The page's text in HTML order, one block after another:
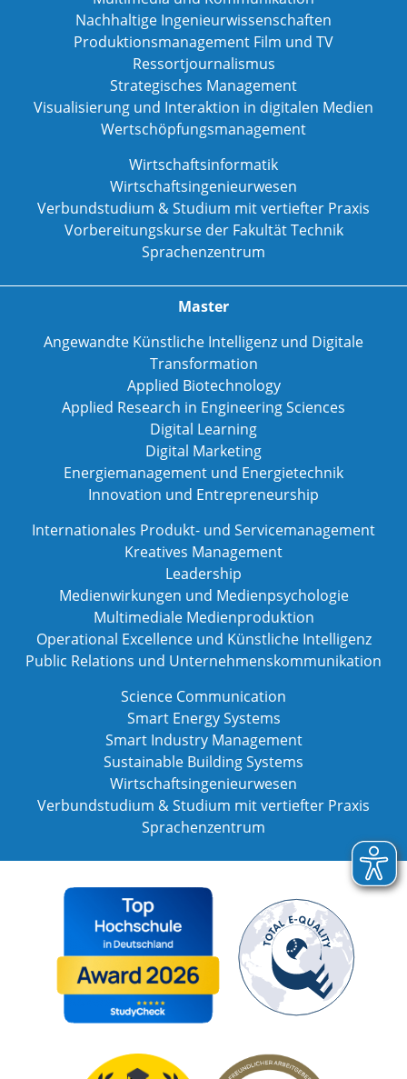
Nachhaltige Ingenieurwissenschaften
Produktionsmanagement Film und TV
Ressortjournalismus
Strategisches Management
Visualisierung und Interaktion in digitalen Medien
Wertschöpfungsmanagement
Wirtschaftsinformatik
Wirtschaftsingenieurwesen
Verbundstudium & Studium mit vertiefter Praxis
Vorbereitungskurse der Fakultät Technik
Sprachenzentrum
Master
Angewandte Künstliche Intelligenz und Digitale
Transformation
Applied Biotechnology
Applied Research in Engineering Sciences
Digital Learning
Digital Marketing
Energiemanagement und Energietechnik
Innovation und Entrepreneurship
Internationales Produkt- und Servicemanagement
Kreatives Management
Leadership
Medienwirkungen und Medienpsychologie
Multimediale Medienproduktion
Operational Excellence und Künstliche Intelligenz
Public Relations und Unternehmenskommunikation
Science Communication
Smart Energy Systems
Smart Industry Management
Sustainable Building Systems
Wirtschaftsingenieurwesen
Verbundstudium & Studium mit vertiefter Praxis
Sprachenzentrum